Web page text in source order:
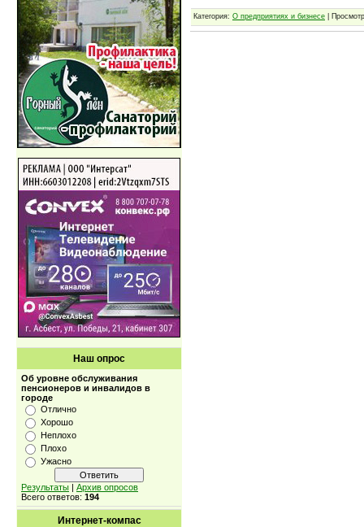
Наш опрос
Об уровне обслуживания
пенсионеров и инвалидов в
городе
Отлично
Хорошо
Неплохо
Плохо
Ужасно
Результаты | Архив опросов
Всего ответов: 194
Интернет-компас
Категория: О предприятиях и бизнесе |